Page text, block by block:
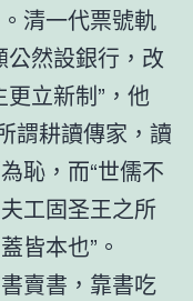
清一代票號軌
公然設銀行，改
立新制”，他
謂耕讀傳家，讀
恥，而“世儒不
工固圣王之所
皆本也”。
賣書，靠書吃